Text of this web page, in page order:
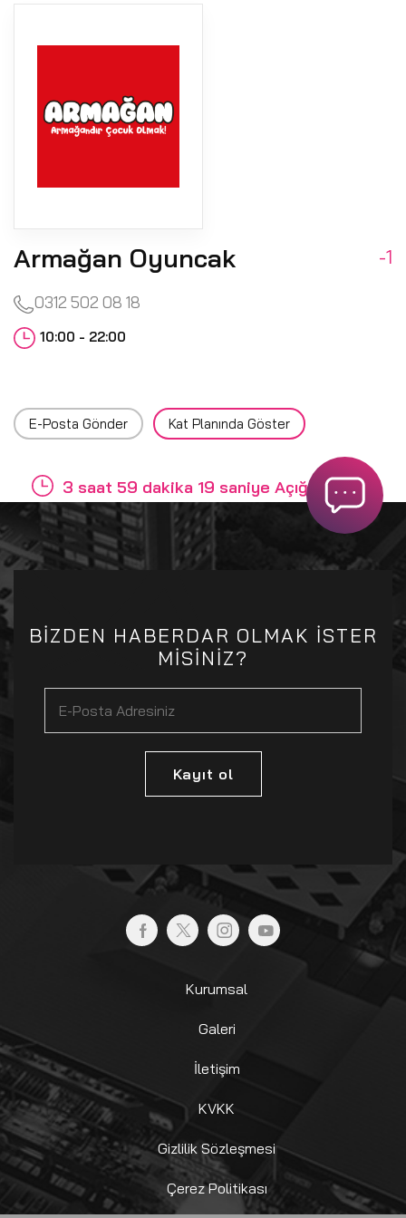
Armağan Oyuncak -1
0312 502 08 18
10:00 - 22:00
E-Posta Gönder Kat Planında Göster
3 saat 59 dakika 19 saniye Açığız
BİZDEN HABERDAR OLMAK İSTER
MİSİNİZ?
Kayıt ol
Kurumsal
Galeri
İletişim
KVKK
Gizlilik Sözleşmesi
Çerez Politikası